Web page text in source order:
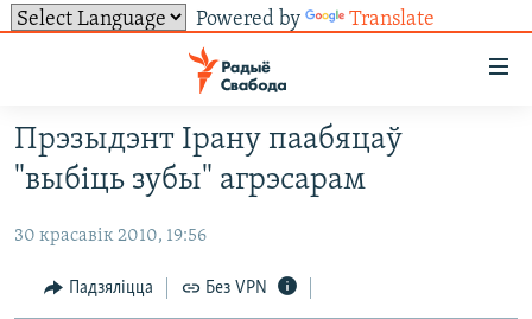
Powered by Translate
ўнівэрсальнага
доступу
Перайсьці
галоўнага
Перайсьці
да
НАВІНЫ
ВІДЭА І ФОТА
ЛЮДЗІ
ТОЛЬКІ НА СВАБОДЗЕ
ТЭСТЫ
БЛОГІ
СУВЯЗЬ
АБЫСЬЦІ БЛЯКАВАНЬНЕ
ПАДПІСАЦЦА
Прэзыдэнт Ірану паабяцаў
"выбіць зубы" агрэсарам
30 красавік 2010, 19:56
Падзяліцца Без VPN